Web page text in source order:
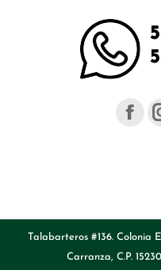
in
Talabarteros #136. Colonia
Carranza, C.P.